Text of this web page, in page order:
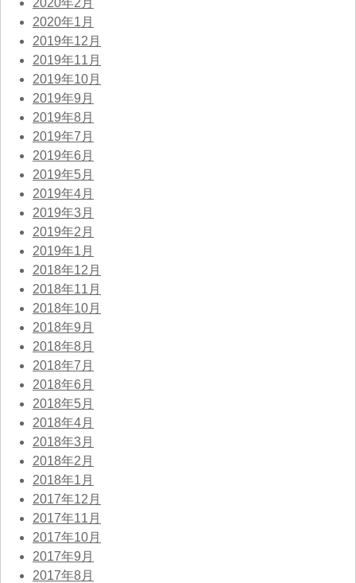
2020年1月
2019年12月
2019年11月
2019年10月
2019年9月
2019年8月
2019年7月
2019年6月
2019年5月
2019年4月
2019年3月
2019年2月
2019年1月
2018年12月
2018年11月
2018年10月
2018年9月
2018年8月
2018年7月
2018年6月
2018年5月
2018年4月
2018年3月
2018年2月
2018年1月
2017年12月
2017年11月
2017年10月
2017年9月
2017年8月